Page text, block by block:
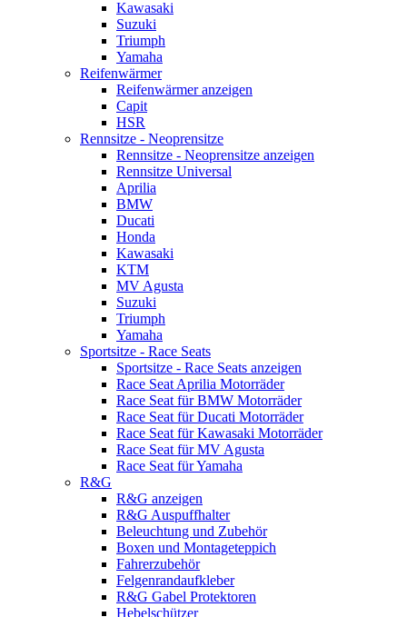
Kawasaki
Suzuki
Triumph
Yamaha
Reifenwärmer
Reifenwärmer anzeigen
Capit
HSR
Rennsitze - Neoprensitze
Rennsitze - Neoprensitze anzeigen
Rennsitze Universal
Aprilia
BMW
Ducati
Honda
Kawasaki
KTM
MV Agusta
Suzuki
Triumph
Yamaha
Sportsitze - Race Seats
Sportsitze - Race Seats anzeigen
Race Seat Aprilia Motorräder
Race Seat für BMW Motorräder
Race Seat für Ducati Motorräder
Race Seat für Kawasaki Motorräder
Race Seat für MV Agusta
Race Seat für Yamaha
R&G
R&G anzeigen
R&G Auspuffhalter
Beleuchtung und Zubehör
Boxen und Montageteppich
Fahrerzubehör
Felgenrandaufkleber
R&G Gabel Protektoren
Hebelschützer